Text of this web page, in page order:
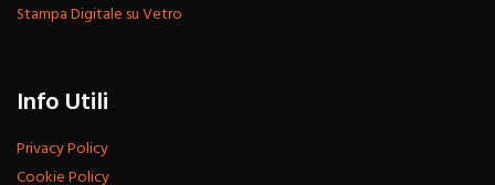
Stampa Digitale su Vetro
Info Utili
Privacy Policy
Cookie Policy